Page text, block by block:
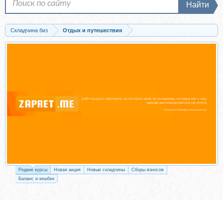
Найти
Складчина биз
Отдых и путешествия
Скачать ПМЖ Таиланд. Мануал для иммигранта (Александр Рыков)
Редкие курсы Новая акция Новые складчины
Сборы взносов
Баланс и кешбек